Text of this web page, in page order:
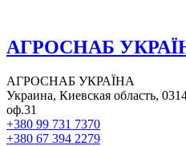
АГРОСНАБ
АГРОСНАБ УКРАЇНА
Украина, Киевская область,
оф.31
+380 99 731 7370
+380 67 394 2279